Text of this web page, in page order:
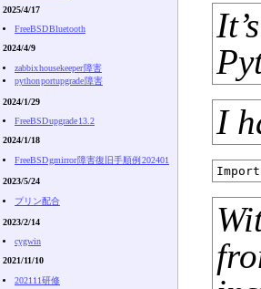
I
2025/4/17
FreeBSD Bluetooth
2024/4/9
zabbix housekeeper 障害
python portupgrade 障害
2024/1/29
FreeBSD upgrade 13.2
2024/1/18
FreeBSD gmirror 障害復旧手順例 202401
2023/5/24
プリン配合
2023/2/14
cygwin
2021/11/10
202111研修